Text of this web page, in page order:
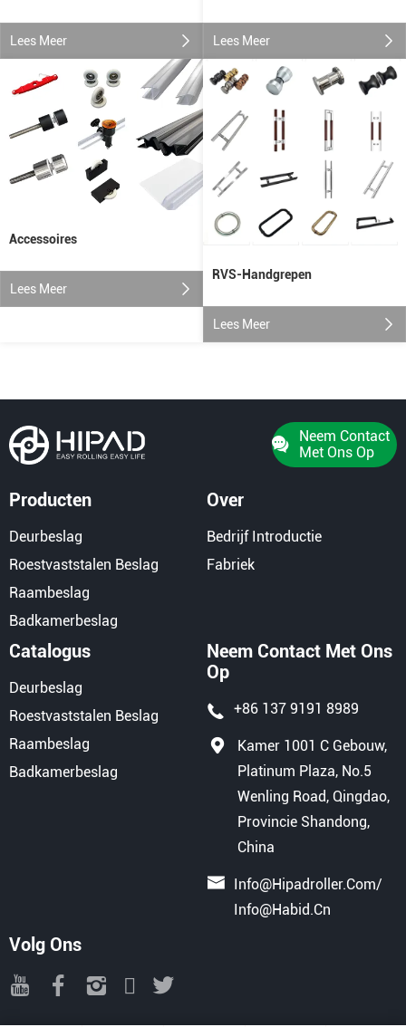
Lees Meer Lees Meer
Accessoires
Lees Meer
RVS-Handgrepen
Lees Meer
Neem Contact
Met Ons Op
Producten
Deurbeslag
Roestvaststalen Beslag
Raambeslag
Badkamerbeslag
Over
Bedrijf Introductie
Fabriek
Catalogus
Deurbeslag
Roestvaststalen Beslag
Raambeslag
Badkamerbeslag
Neem Contact Met Ons
Op
+86 137 9191 8989
Kamer 1001 C Gebouw,
Platinum Plaza, No.5
Wenling Road, Qingdao,
Provincie Shandong,
China
Info@hipadroller.com/
Info@habid.cn
Volg Ons